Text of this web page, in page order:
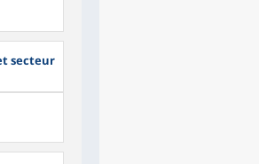
secteur